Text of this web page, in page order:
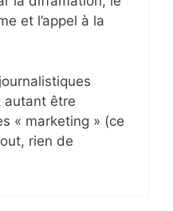
et l’appel à la
autant être
« marketing » (ce
rien de